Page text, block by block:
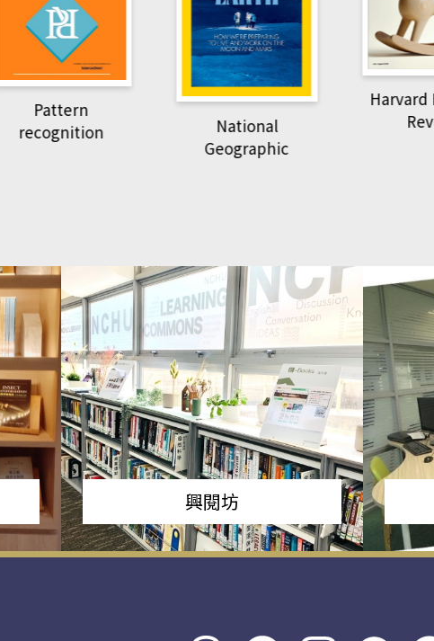
National
Geographic
Harvard Business
Review
萌動力一
興閱坊